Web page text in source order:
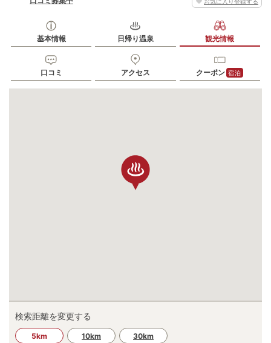
基本情報 日帰り温泉 観光情報
口コミ アクセス クーポン 宿泊
検索距離を変更する
5km 10km 30km